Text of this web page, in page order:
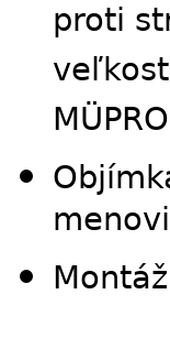
proti
MÜPRO